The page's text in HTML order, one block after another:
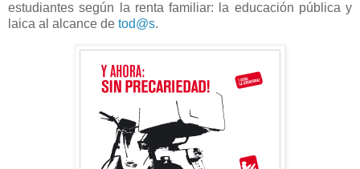
estudiantes según la renta familiar: la educación pública y
laica al alcance de tod@s.